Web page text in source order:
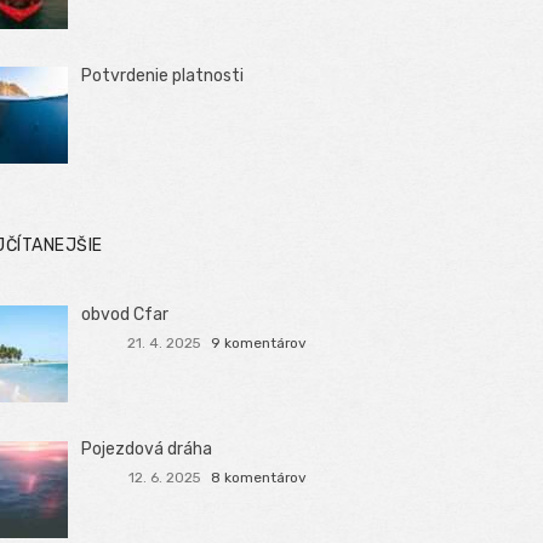
Potvrdenie platnosti
obvod Cfar
21. 4. 2025 9 komentárov
Pojezdová dráha
12. 6. 2025 8 komentárov